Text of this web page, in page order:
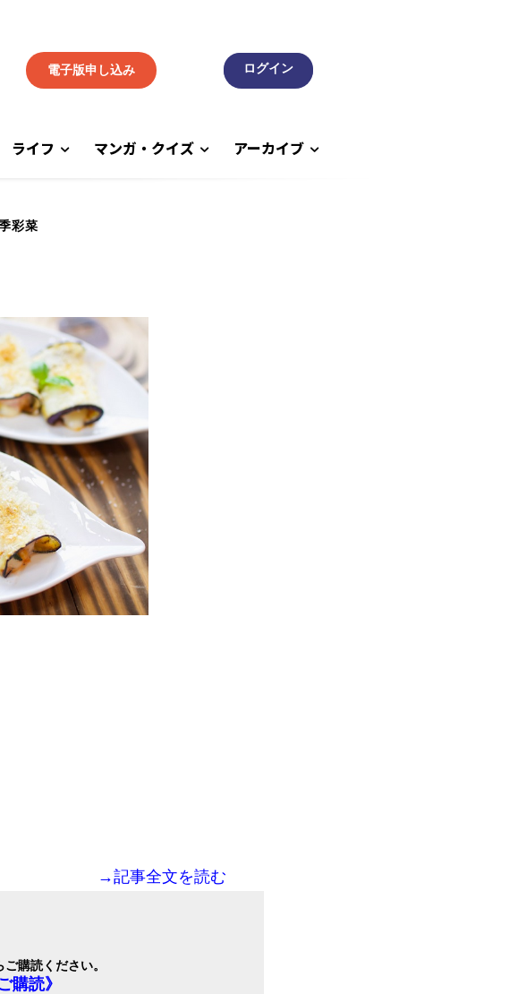
電子版申し込み
ライフ マンガ・クイズ アーカイブ
彩菜
→記事全文を読む
購読ください。
購読》